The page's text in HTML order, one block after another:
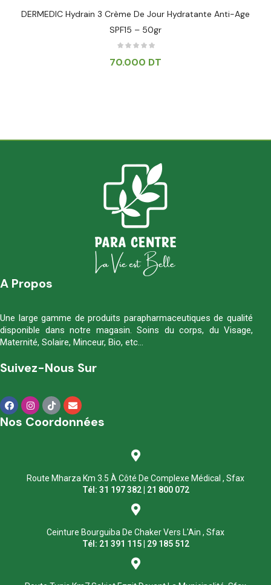
DERMEDIC Hydrain 3 Crème De Jour Hydratante Anti-Age
SPF15 – 50gr
70.000 DT
A Propos
Une large gamme de produits parapharmaceutiques de qualité
disponible dans notre magasin. Soins du corps, du Visage,
Maternité, Solaire, Minceur, Bio, etc…
Suivez-Nous Sur
Nos Coordonnées
Route Mharza Km 3.5 À Côté De Complexe Médical , Sfax
Tél: 31 197 382 | 21 800 072
Ceinture Bourguiba De Chaker Vers L'Ain , Sfax
Tél: 21 391 115 | 29 185 512